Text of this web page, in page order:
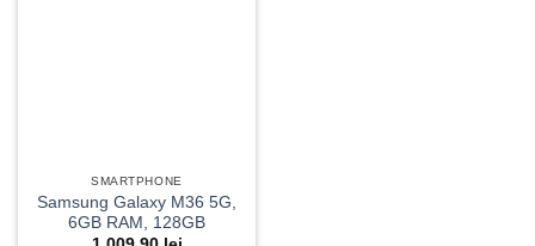
SMARTPHONE
Samsung Galaxy M36 5G,
6GB RAM, 128GB